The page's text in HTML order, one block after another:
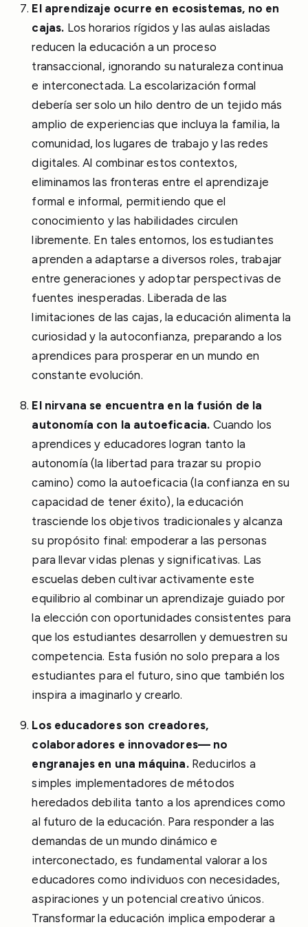
El aprendizaje ocurre en ecosistemas, no en
cajas. Los horarios rígidos y las aulas aisladas
reducen la educación a un proceso
transaccional, ignorando su naturaleza continua
e interconectada. La escolarización formal
debería ser solo un hilo dentro de un tejido más
amplio de experiencias que incluya la familia, la
comunidad, los lugares de trabajo y las redes
digitales. Al combinar estos contextos,
eliminamos las fronteras entre el aprendizaje
formal e informal, permitiendo que el
conocimiento y las habilidades circulen
libremente. En tales entornos, los estudiantes
aprenden a adaptarse a diversos roles, trabajar
entre generaciones y adoptar perspectivas de
fuentes inesperadas. Liberada de las
limitaciones de las cajas, la educación alimenta la
curiosidad y la autoconfianza, preparando a los
aprendices para prosperar en un mundo en
constante evolución.
El nirvana se encuentra en la fusión de la
autonomía con la autoeficacia. Cuando los
aprendices y educadores logran tanto la
autonomía (la libertad para trazar su propio
camino) como la autoeficacia (la confianza en su
capacidad de tener éxito), la educación
trasciende los objetivos tradicionales y alcanza
su propósito final: empoderar a las personas
para llevar vidas plenas y significativas. Las
escuelas deben cultivar activamente este
equilibrio al combinar un aprendizaje guiado por
la elección con oportunidades consistentes para
que los estudiantes desarrollen y demuestren su
competencia. Esta fusión no solo prepara a los
estudiantes para el futuro, sino que también los
inspira a imaginarlo y crearlo.
Los educadores son creadores,
colaboradores e innovadores— no
engranajes en una máquina.Reducirlos a
simples implementadores de métodos
heredados debilita tanto a los aprendices como
al futuro de la educación. Para responder a las
demandas de un mundo dinámico e
interconectado, es fundamental valorar a los
educadores como individuos con necesidades,
aspiraciones y un potencial creativo únicos.
Transformar la educación implica empoderar a